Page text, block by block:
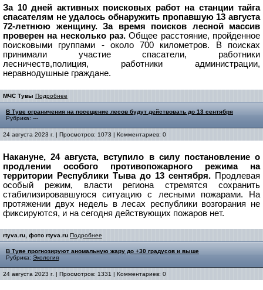
За 10 дней активных поисковых работ на станции тайга
спасателям не удалось обнаружить пропавшую 13 августа
72-летнюю женщину. За время поисков лесной массив
проверен на несколько раз. Общее расстояние, пройденное
поисковыми группами - около 700 километров.
В поисках
принимали участие спасатели, работники
лесничеств,полиция, работники администрации,
неравнодушные граждане.
МЧС Тувы Подробнее
В Туве ограничения на посещение лесов будут действовать до 13 сентября
Рубрика: ---
24 августа 2023 г. | Просмотров: 1073 | Комментариев: 0
Накануне, 24 августа, вступило в силу постановление о
продлении особого противопожарного режима на
территории Республики Тыва до 13 сентября. Продлевая
особый режим, власти региона стремятся сохранить
стабилизировавшуюся ситуацию с лесными пожарами. На
протяжении двух недель в лесах республики возгорания не
фиксируются, и на сегодня действующих пожаров нет.
rtyva.ru, фото rtyva.ru Подробнее
В Туве прогнозируют аномальную жару до +30 градусов и выше
Рубрика: Экология
24 августа 2023 г. | Просмотров: 1331 | Комментариев: 0